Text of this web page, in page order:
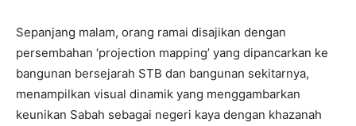
Sepanjang malam, orang ramai disajikan dengan
persembahan ‘projection mapping’ yang dipancarkan ke
bangunan bersejarah STB dan bangunan sekitarnya,
menampilkan visual dinamik yang menggambarkan
keunikan Sabah sebagai negeri kaya dengan khazanah